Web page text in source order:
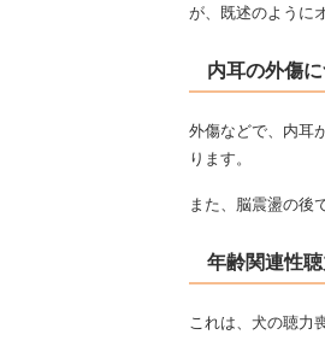
が、既述のように
内耳の外傷
外傷などで、内耳
ります。
また、脳震盪の後
年齢関連性
これは、犬の聴力